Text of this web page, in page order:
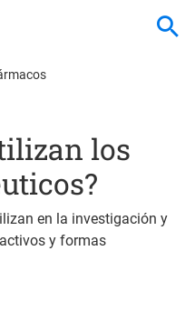
los
en la investigación y
y formas